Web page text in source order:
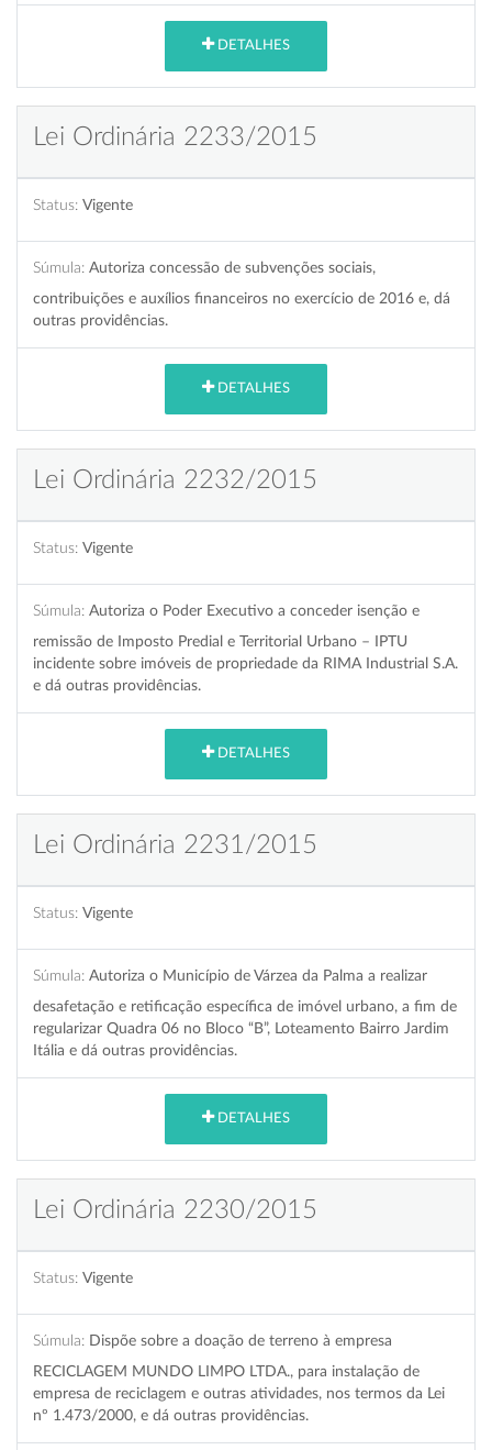
DETALHES
Lei Ordinária 2233/2015
Status: Vigente
Súmula: Autoriza concessão de subvenções sociais,
contribuições e auxílios financeiros no exercício de 2016 e, dá
outras providências.
DETALHES
Lei Ordinária 2232/2015
Status: Vigente
Súmula: Autoriza o Poder Executivo a conceder isenção e
remissão de Imposto Predial e Territorial Urbano – IPTU
incidente sobre imóveis de propriedade da RIMA Industrial S.A.
e dá outras providências.
DETALHES
Lei Ordinária 2231/2015
Status: Vigente
Súmula: Autoriza o Município de Várzea da Palma a realizar
desafetação e retificação específica de imóvel urbano, a fim de
regularizar Quadra 06 no Bloco “B”, Loteamento Bairro Jardim
Itália e dá outras providências.
DETALHES
Lei Ordinária 2230/2015
Status: Vigente
Súmula: Dispõe sobre a doação de terreno à empresa
RECICLAGEM MUNDO LIMPO LTDA., para instalação de
empresa de reciclagem e outras atividades, nos termos da Lei
nº 1.473/2000, e dá outras providências.